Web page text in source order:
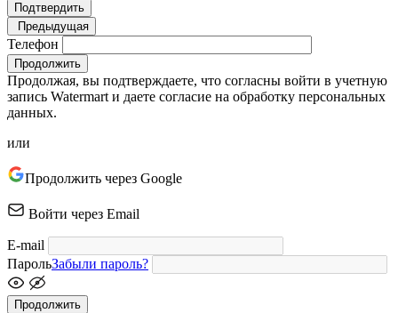
Подтвердить
Предыдущая
Телефон
Продолжить
Продолжая, вы подтверждаете, что согласны войти в учетную
запись Watermart и даете согласие на обработку персональных
данных.
или
Продолжить через Google
Войти через Email
E-mail
ПарольЗабыли пароль?
Продолжить